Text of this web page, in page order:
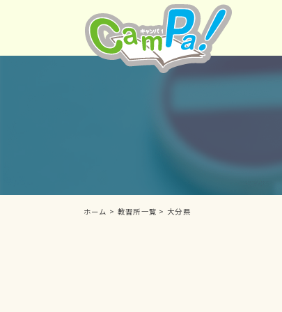
ホーム > 教習所一覧 > 大分県